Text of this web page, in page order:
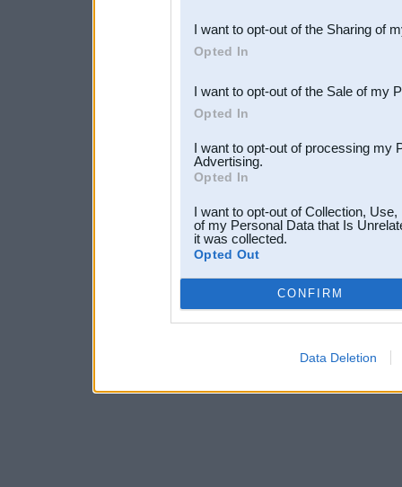
Downstream Participants
third parties.
I want to opt-out of the Sharing of
Opted In
I want to opt-out of the Sale of my
Opted In
I want to opt-out of processing my
Advertising.
Opted In
I want to opt-out of Collection,
of my Personal Data that Is
it was collected.
Opted Out
CONFIRM
Data Deletion